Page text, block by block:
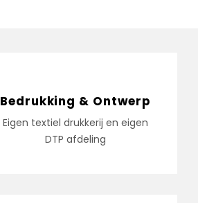
Bedrukking & Ontwerp
Eigen textiel drukkerij en eigen
DTP afdeling